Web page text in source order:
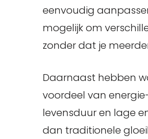
eenvoudig
mogelijk om
zonder dat je
Daarnaast hebben
voordeel van
levensduur en lage
dan traditionele